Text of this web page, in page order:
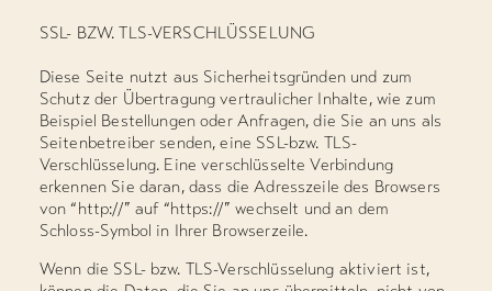
SSL- BZW. TLS-VERSCHLÜSSELUNG
Diese Seite nutzt aus Sicherheitsgründen und zum
Schutz der Übertragung vertraulicher Inhalte, wie zum
Beispiel Bestellungen oder Anfragen, die Sie an uns als
Seitenbetreiber senden, eine SSL-bzw. TLS-
Verschlüsselung. Eine verschlüsselte Verbindung
erkennen Sie daran, dass die Adresszeile des Browsers
von “http://” auf “https://” wechselt und an dem
Schloss-Symbol in Ihrer Browserzeile.
Wenn die SSL- bzw. TLS-Verschlüsselung aktiviert ist,